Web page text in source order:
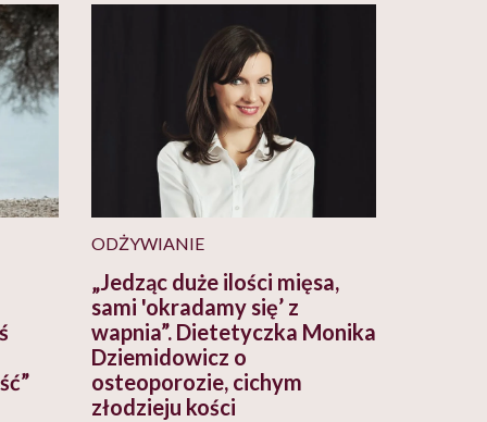
ODŻYWIANIE
„Jedząc duże ilości mięsa,
sami 'okradamy się’ z
wapnia”. Dietetyczka Monika
Dziemidowicz o
osteoporozie, cichym
złodzieju kości